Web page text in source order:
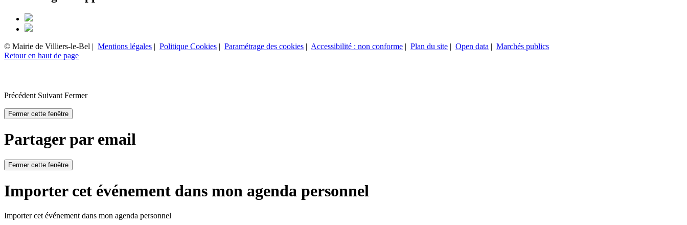
© Mairie de Villiers-le-Bel | Mentions légales | Politique Cookies | Paramétrage des cookies | Accessibilité : non conforme | Plan du site | Open data | Marchés publics
Retour en haut de page
Précédent Suivant Fermer
Fermer cette fenêtre
Partager par email
Fermer cette fenêtre
Importer cet événement dans mon agenda personnel
Importer cet événement dans mon agenda personnel